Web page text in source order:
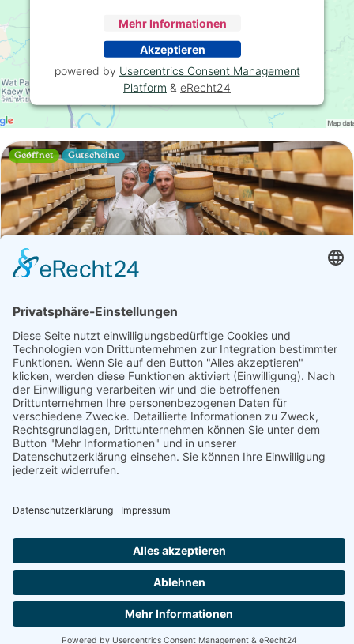
Betrieb Öffnungszeiten
Die Kaslabn | Nockberge
Fleisch, Gastronomie, Geschenke, Getränke,
Getreideprodukte, Gourmet-Zutaten, Handwerk, Honig,
Aufstriche & Co, Milchprodukte, Obst & Gemüse, Süßes &
Snacks, Weitere Hofprodukte
Produktübersicht
Apfelbrand, Apfelbrand vom Fass, Apfelnudeln Bio,
Bauchspeck, Bauernbrot, Beerensaft
Österreich - 9545 Radenthein - Mirnockstrasse 19
Geöffnet Gutscheine
Mehr Informationen
Akzeptieren
powered by Usercentrics Consent Management
Platform & eRecht24